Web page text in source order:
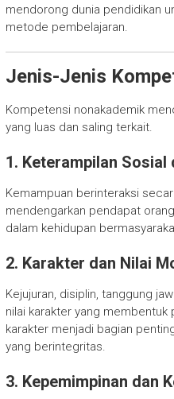
mendorong dunia pendidikan
metode pembelajaran.
Jenis-Jenis
Kompetensi nonakademik
yang luas dan saling terkait.
1. Keterampilan Sosial
Kemampuan berinteraksi
mendengarkan pendapat
dalam kehidupan
2. Karakter dan Nilai
Kejujuran, disiplin, tanggung
nilai karakter yang
karakter menjadi bagian
yang berintegritas.
3. Kepemimpinan dan